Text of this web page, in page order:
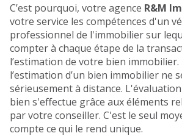
C’est pourquoi, votre agence R&M
votre service les compétences d'un
professionnel de l'immobilier sur
compter à chaque étape de la
l’estimation de votre bien immobilier.
l’estimation d’un bien immobilier ne
sérieusement à distance.
bien s'effectue grâce aux éléments
par votre conseiller. C'est le seul
compte ce qui le rend unique.